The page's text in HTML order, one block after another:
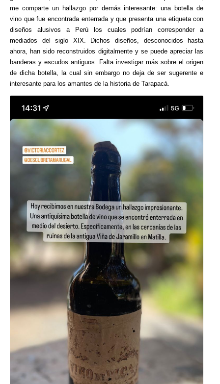
me comparte un hallazgo por demás interesante: una botella de
vino que fue encontrada enterrada y que presenta una etiqueta con
diseños alusivos a Perú los cuales podrían corresponder a
mediados del siglo XIX. Dichos diseños, desconocidos hasta
ahora, han sido reconstruidos digitalmente y se puede apreciar las
banderas y escudos antiguos. Falta investigar más sobre el origen
de dicha botella, la cual sin embargo no deja de ser sugerente e
interesante para los amantes de la historia de Tarapacá.